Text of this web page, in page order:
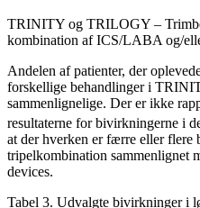
TRINITY og TRILOGY –
kombination af ICS/LABA og/
Andelen af patienter, der
forskellige behandlinger i
sammenlignelige. Der er ikke
resultaterne for bivirkningerne i
at der hverken er færre eller flere
tripelkombination sammenlignet
devices.
Tabel 3. Udvalgte bivirkninger i